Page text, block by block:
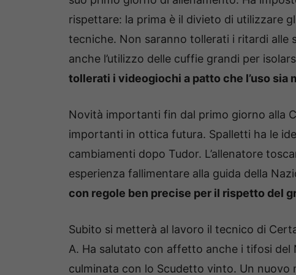
rispettare: la prima è il divieto di utilizzare
tecniche. Non saranno tollerati i ritardi alle
anche l’utilizzo delle cuffie grandi per
tollerati i videogiochi a patto che l’uso sia
Novità importanti fin dal primo giorno alla
importanti in ottica futura. Spalletti ha le
cambiamenti dopo Tudor. L’allenatore
esperienza fallimentare alla guida della
con regole ben precise per il rispetto del
Subito si metterà al lavoro il tecnico di
A. Ha salutato con affetto anche i tifosi
culminata con lo Scudetto vinto. Un nuovo